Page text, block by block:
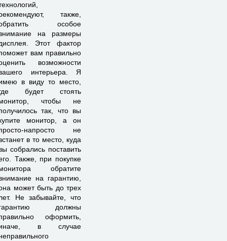
также,
особое
на размеры
Этот фактор
вам правильно
возможности
интерьера. Я
в виду то место,
будет стоять
чтобы не
так, что вы
монитор, а он
напросто не
в то место, куда
собрались поставить
Также, при покупке
обратите
на гарантию,
может быть до трех
Не забывайте, что
должны
оформить,
в случае